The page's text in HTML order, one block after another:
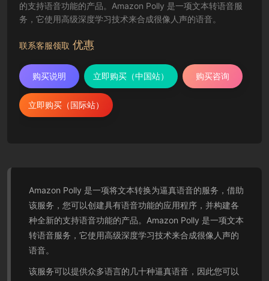
的支持语音功能的产品。Amazon Polly 是一项文本转语音服
务，它使用高级深度学习技术来合成很像人声的语音。
联系客服领取 优惠
购买说明 立即购买（中国站） 购买咨询
立即购买（国际站）
Amazon Polly 是一项将文本转换为逼真语音的服务，借助
该服务，您可以创建具有语音功能的应用程序，并构建各
种全新的支持语音功能的产品。Amazon Polly 是一项文本
转语音服务，它使用高级深度学习技术来合成很像人声的
语音。
该服务可以提供众多语言的几十种逼真语音，因此您可以